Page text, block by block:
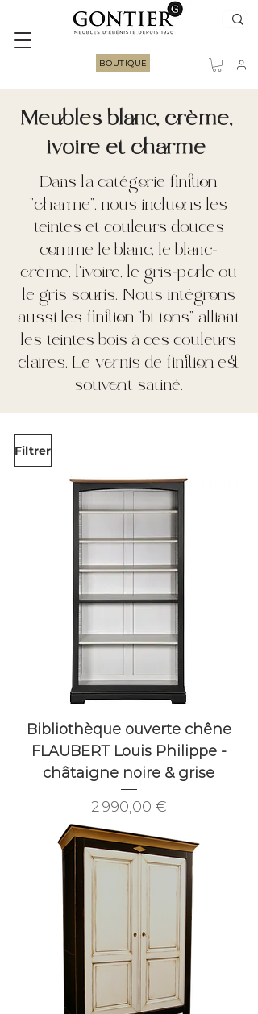
BOUTIQUE
Meubles blanc, crème,
ivoire et charme
Dans la catégorie finition
"charme", nous incluons les
teintes et couleurs douces
comme le blanc, le blanc-
crème, l'ivoire, le gris-perle ou
le gris souris. Nous intégrons
aussi les finition "bi-tons" alliant
les teintes bois à ces couleurs
claires. Le vernis de finition est
souvent satiné.
Filtrer
Bibliothèque ouverte chêne
FLAUBERT Louis Philippe -
châtaigne noire & grise
Prix
2 990,00 €